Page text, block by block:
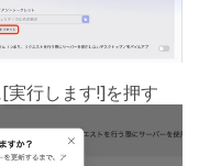
行します!]を押す